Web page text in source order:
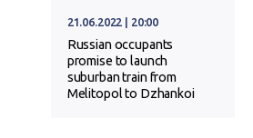
21.06.2022 | 20:00
Russian occupants
promise to launch
suburban train from
Melitopol to Dzhankoi